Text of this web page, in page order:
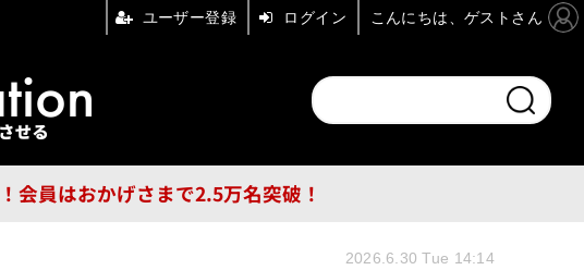
員はおかげさまで2.5万名突破！
ブランドチャンネル
フォーエム その他
2026.6.30 Tue 14:14
ユーザー登録 ログイン こんにちは、ゲストさん